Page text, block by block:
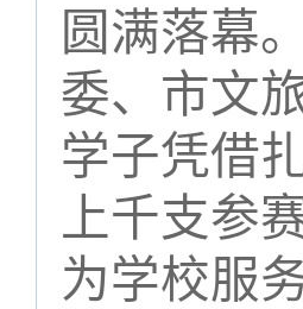
圆满落幕
委、市文
学子凭借
上千支参
为学校服